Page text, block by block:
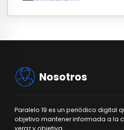
Nosotros
Paralelo 19 es un periódico digital
objetivo mantener informada a la